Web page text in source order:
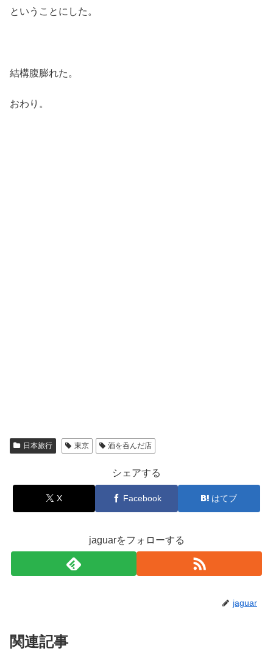
ということにした。
結構腹膨れた。
おわり。
日本旅行 東京 酒を呑んだ店
シェアする
X Facebook はてブ
jaguarをフォローする
jaguar
関連記事